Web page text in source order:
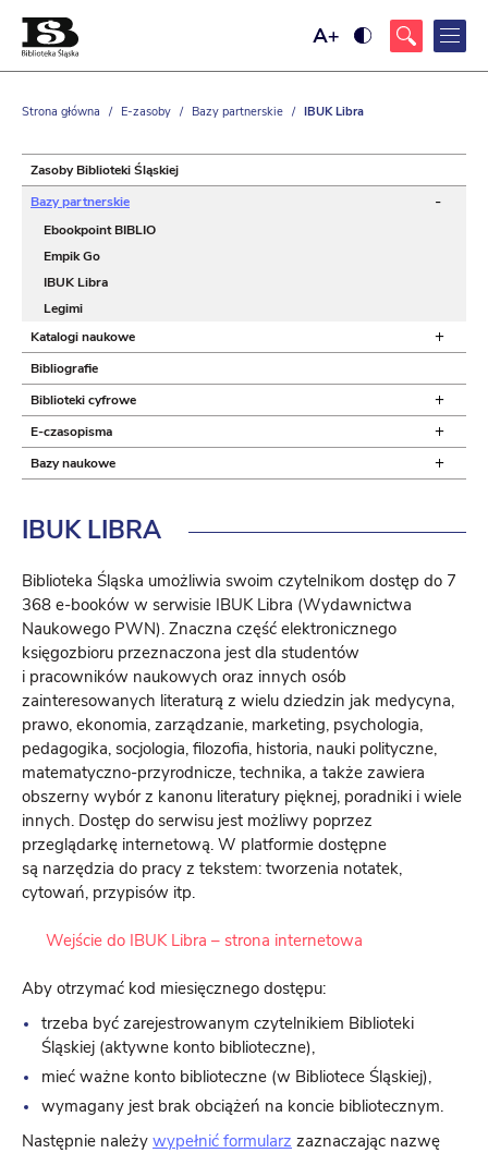
Ustaw
rozmiar
Ustaw
kontrast
z
żółtym
tekstu
Strona główna / E-zasoby / Bazy partnerskie / IBUK Libra
Zasoby Biblioteki Śląskiej
Bazy partnerskie
-
Ebookpoint BIBLIO
Empik Go
IBUK Libra
Legimi
Katalogi naukowe
+
Bibliografie
Biblioteki cyfrowe
+
E-czasopisma +
Bazy naukowe +
IBUKLIBRA
Biblioteka Śląska umożliwia swoim czytelnikom dostęp do 7
368 e-booków w serwisie IBUK Libra (Wydawnictwa
Naukowego PWN). Znaczna część elektronicznego
księgozbioru przeznaczona jest dla studentów
i pracowników naukowych oraz innych osób
zainteresowanych literaturą z wielu dziedzin jak medycyna,
prawo, ekonomia, zarządzanie, marketing, psychologia,
pedagogika, socjologia, filozofia, historia, nauki polityczne,
matematyczno-przyrodnicze, technika, a także zawiera
obszerny wybór z kanonu literatury pięknej, poradniki i wiele
innych. Dostęp do serwisu jest możliwy poprzez
przeglądarkę internetową. W platformie dostępne
są narzędzia do pracy z tekstem: tworzenia notatek,
cytowań, przypisów itp.
Wejście do IBUK Libra – strona internetowa
Aby otrzymać kod miesięcznego dostępu:
trzeba być zarejestrowanym czytelnikiem Biblioteki
Śląskiej (aktywne konto biblioteczne),
mieć ważne konto biblioteczne (w Bibliotece Śląskiej),
wymagany jest brak obciążeń na koncie bibliotecznym.
Następnie należy wypełnić formularz zaznaczając nazwę